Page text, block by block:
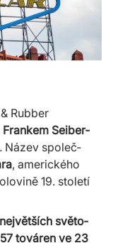
Rubber
Frankem Seiber­
Název společ­
, amerického
19. století
světo­
57 továren ve 23